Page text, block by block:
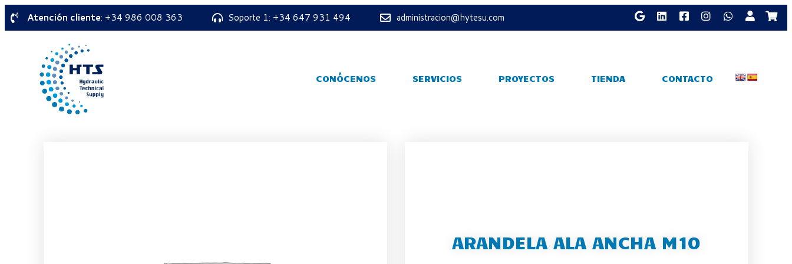
Atención cliente: +34 986 008 363 Soporte 1: +34 647 931 494 administracion@hytesu.com
CONÓCENOS SERVICIOS PROYECTOS TIENDA CONTACTO
ARANDELA ALA ANCHA M10